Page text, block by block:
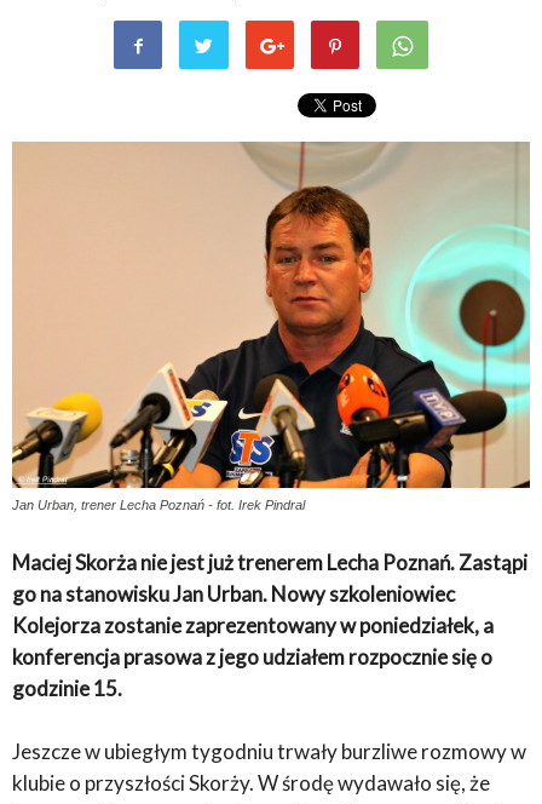
Jan Urban, trener Lecha Poznań - fot. Irek Pindral
Maciej Skorża nie jest już trenerem Lecha Poznań. Zastąpi
go na stanowisku Jan Urban. Nowy szkoleniowiec
Kolejorza zostanie zaprezentowany w poniedziałek, a
konferencja prasowa z jego udziałem rozpocznie się o
godzinie 15.
Jeszcze w ubiegłym tygodniu trwały burzliwe rozmowy w
klubie o przyszłości Skorży. W środę wydawało się, że